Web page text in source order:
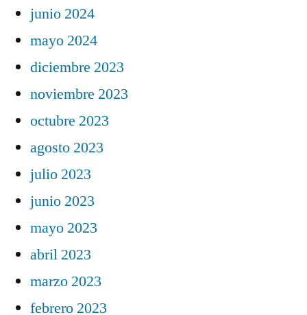
junio 2024
mayo 2024
diciembre 2023
noviembre 2023
octubre 2023
agosto 2023
julio 2023
junio 2023
mayo 2023
abril 2023
marzo 2023
febrero 2023